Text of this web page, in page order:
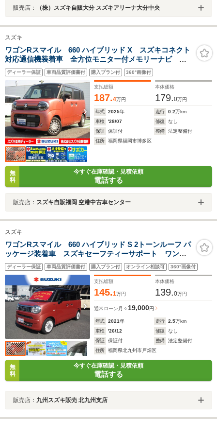
販売店： （株）スズキ自販大分 スズキアリーナ大分中央
スズキ
ワゴンRスマイル 660 ハイブリッド X スズキコネクト
対応通信機装着車 全方位モニター付メモリーナビ 後
席両側ワンアクションパワースライドドア アイドリン
グストップ スマートキーレス
ディーラー保証 車両品質評価書付 購入プラン付 360°画像付
支払総額
187.4万円
本体価格
179.0万円
年式 2025年 走行 0.2万km
車検
'28/07 修復
なし
保証
保証付 整備
法定整備付
住所
福岡県福岡市博多区
無
料
今すぐ在庫確認・見積依頼
電話する
販売店： スズキ自販福岡 空港中古車センター
スズキ
ワゴンRスマイル 660 ハイブリッド S 2トーンルーフ パ
ッケージ装着車 スズキセーフティーサポート ワンオ
ーナー 純正ナビ 前後ドライブレコーダー 両側電動
式スライドドア シートヒーター オートエアコン プ
ッシュスタート 1年保証付
ディーラー保証 車両品質評価書付 購入プラン付 オンライン相談可 360°画像付
支払総額
145.1万円
本体価格
139.0万円
通常ローン 月々 19,000円
年式 2021年 走行 2.5万km
車検
'26/12 修復
なし
保証
保証付 整備
法定整備付
住所
福岡県北九州市戸畑区
無
料
今すぐ在庫確認・見積依頼
電話する
販売店： 九州スズキ販売 北九州支店